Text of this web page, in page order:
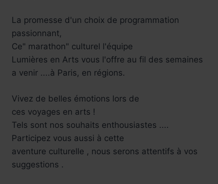
La promesse d'un choix de programmation
passionnant,
Ce" marathon" culturel l'équipe
Lumières en Arts vous l'offre au fil des semaines
a venir ....à Paris, en régions.
Vivez de belles émotions lors de
ces voyages en arts !
Tels sont nos souhaits enthousiastes ....
Participez vous aussi à cette
aventure culturelle , nous serons attentifs à vos
suggestions .